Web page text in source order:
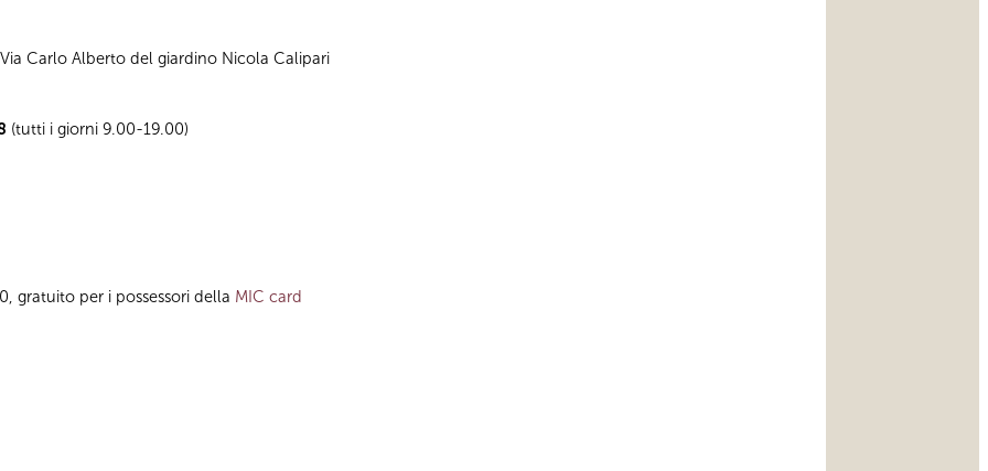
Carlo Alberto del giardino Nicola Calipari
(tutti i giorni 9.00-19.00)
gratuito per i possessori della MIC card